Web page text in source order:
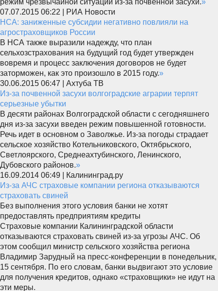
07.07.2015 06:22 | РИА Новости
НСА: заниженные субсидии негативно повлияли на
агростраховщиков России
В НСА также выразили надежду, что план
сельхозстрахования на будущий год будет утвержден
вовремя и процесс заключения договоров не будет
заторможен, как это произошло в 2015 году.»
30.06.2015 06:47 | Ахтуба ТВ
Из-за почвенной засухи волгоградские аграрии терпят
серьезные убытки
В десяти районах Волгоградской области с сегодняшнего
дня из-за засухи введен режим повышенной готовности.
Речь идет в основном о Заволжье. Из-за погоды страдает
сельское хозяйство Котельниковского, Октябрьского,
Светлоярского, Среднеахтубинского, Ленинского,
Дубовского районов.»
16.09.2014 06:49 | Калининград.ру
Из-за АЧС страховые компании региона отказываются
страховать свиней
Без выполнения этого условия банки не хотят
предоставлять предприятиям кредиты
Страховые компании Калининградской области
отказываются страховать свиней из-за угрозы АЧС. Об
этом сообщил министр сельского хозяйства региона
Владимир Зарудный на пресс-конференции в понедельник,
15 сентября. По его словам, банки выдвигают это условие
для получения кредитов, однако «страховщики» не идут на
эти меры.